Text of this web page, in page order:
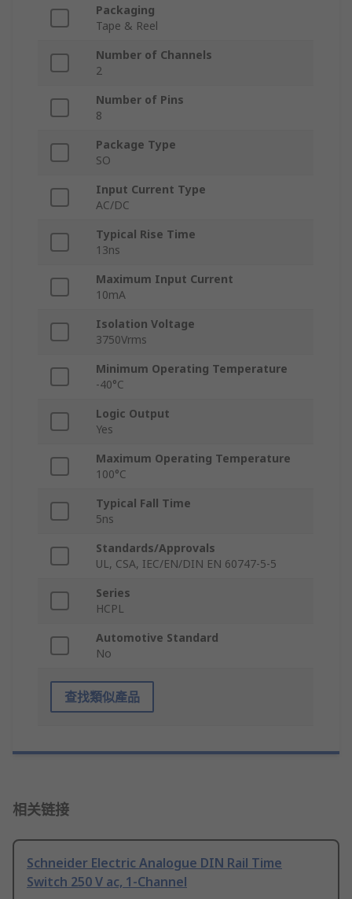
Packaging
Tape & Reel
Number of Channels
2
Number of Pins
8
Package Type
SO
Input Current Type
AC/DC
Typical Rise Time
13ns
Maximum Input Current
10mA
Isolation Voltage
3750Vrms
Minimum Operating Temperature
-40°C
Logic Output
Yes
Maximum Operating Temperature
100°C
Typical Fall Time
5ns
Standards/Approvals
UL, CSA, IEC/EN/DIN EN 60747-5-5
Series
HCPL
Automotive Standard
No
查找類似產品
相关链接
Schneider Electric Analogue DIN Rail Time
Switch 250 V ac, 1-Channel